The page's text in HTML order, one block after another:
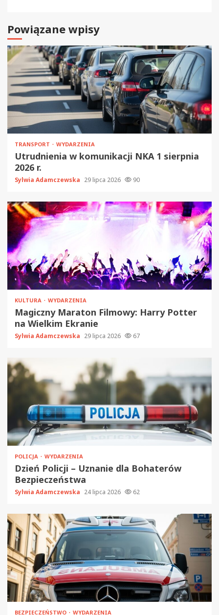
Powiązane wpisy
TRANSPORT WYDARZENIA
Utrudnienia w komunikacji NKA 1 sierpnia
2026 r.
Sylwia Adamczewska 29 lipca 2026 90
KULTURA WYDARZENIA
Magiczny Maraton Filmowy: Harry Potter
na Wielkim Ekranie
Sylwia Adamczewska 29 lipca 2026 67
POLICJA WYDARZENIA
Dzień Policji – Uznanie dla Bohaterów
Bezpieczeństwa
Sylwia Adamczewska 24 lipca 2026 62
BEZPIECZEŃSTWO WYDARZENIA